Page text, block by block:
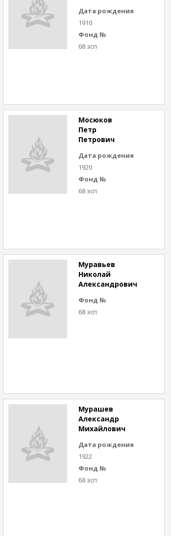
Дата рождения
1910
Фонд №
68 зсп
Мосюков
Петр
Петрович
Дата рождения
1920
Фонд №
68 зсп
Муравьев
Николай
Александрович
Фонд №
68 зсп
Мурашев
Александр
Михайлович
Дата рождения
1922
Фонд №
68 зсп